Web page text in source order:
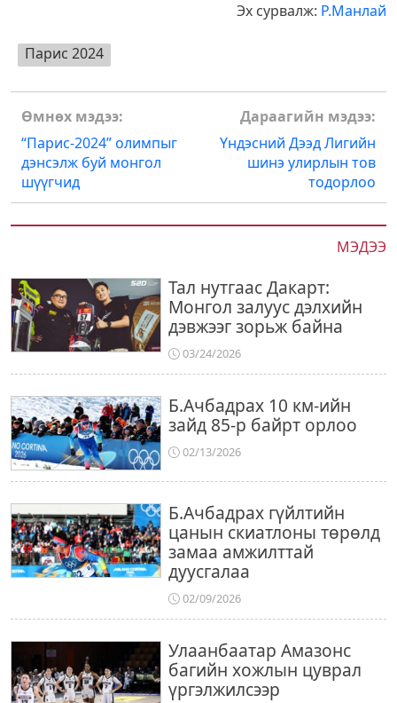
МЭДЭЭ
Тал нутгаас Дакарт:
Монгол залуус дэлхийн
дэвжээг зорьж байна
03/24/2026
Б.Ачбадрах 10 км-ийн
зайд 85-р байрт орлоо
02/13/2026
Б.Ачбадрах гүйлтийн
цанын скиатлоны төрөлд
замаа амжилттай
дуусгалаа
02/09/2026
Улаанбаатар Амазонс
багийн хожлын цуврал
үргэлжилсээр
Эх сурвалж: Р.Манлай
Парис 2024
Post
navigation
Өмнөх мэдээ:
“Парис-2024” олимпыг
дэнсэлж буй монгол
шүүгчид
Дараагийн мэдээ:
Үндэсний Дээд Лигийн
шинэ улирлын тов
тодорлоо